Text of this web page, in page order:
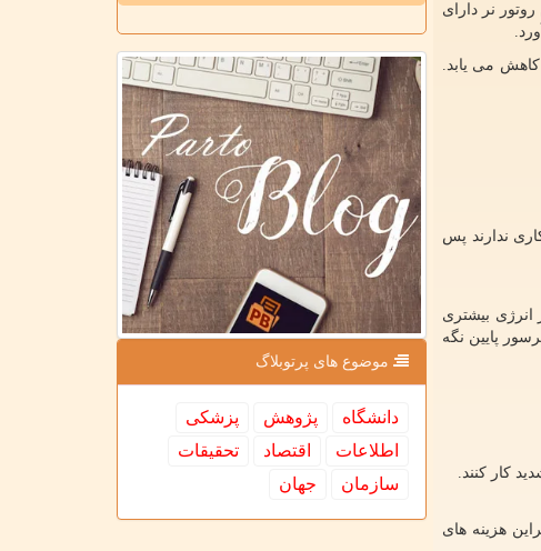
نر دارای
می یابد.
ندارند پس
انرژی بیشتری
پایین نگه
کار کنند.
هزینه های
موضوع های پرتوبلاگ
دانشگاه پژوهش
پزشكی
اطلاعات
اقتصاد
تحقیقات
سازمان
جهان